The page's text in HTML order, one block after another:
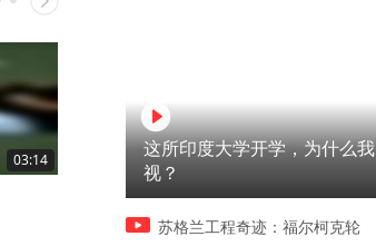
03:14 01:39
捡漏有时候靠的是运气 放开我
这所印度大学开学，为什么
视？
苏格兰工程奇迹：福尔柯克轮